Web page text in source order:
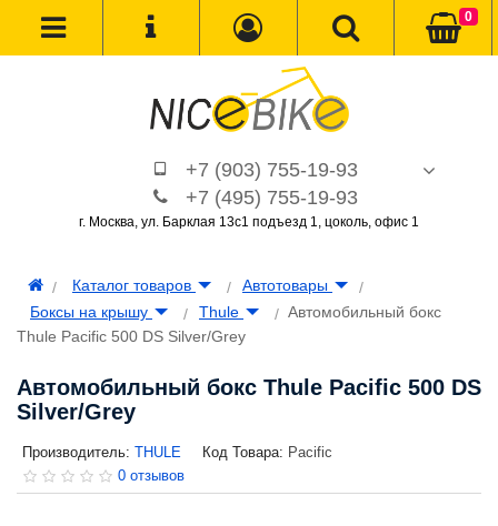
+7 (903) 755-19-93
+7 (495) 755-19-93
г. Москва, ул. Барклая 13с1 подъезд 1, цоколь, офис 1
0
Каталог товаров
Автотовары
Боксы на крышу
Thule
Автомобильный бокс
Thule Pacific 500 DS Silver/Grey
Автомобильный бокс Thule Pacific 500 DS
Silver/Grey
Производитель: THULE Код Товара: Pacific
0 отзывов